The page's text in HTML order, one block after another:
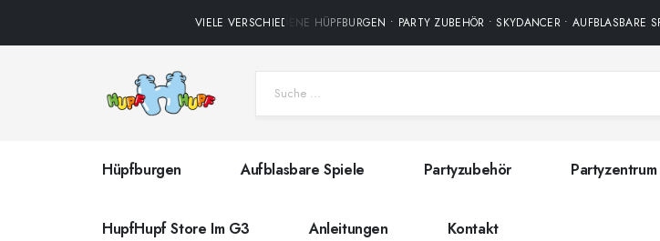
VIELE VERSCHIEDENE HÜPFBURGEN • PARTY ZUBEHÖR • SKYDANCER • AUFBLASBARE
Hüpfburgen Aufblasbare Spiele Partyzubehör Partyzentrum
HupfHupf Store Im G3 Anleitungen Kontakt